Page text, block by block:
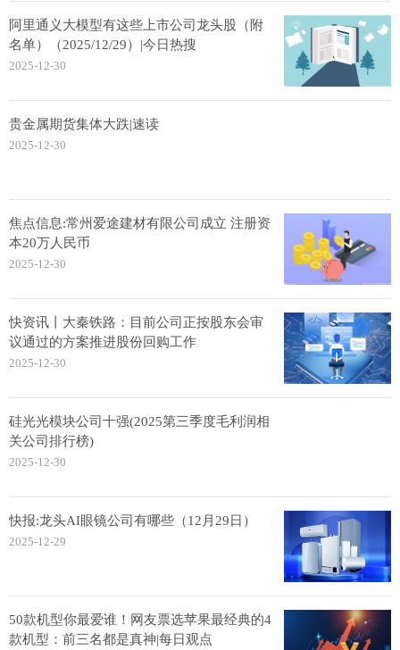
阿里通义大模型有这些上市公司龙头股（附
名单）（2025/12/29）|今日热搜
2025-12-30
贵金属期货集体大跌|速读
2025-12-30
焦点信息:常州爱途建材有限公司成立 注册资
本20万人民币
2025-12-30
快资讯丨大秦铁路：目前公司正按股东会审
议通过的方案推进股份回购工作
2025-12-30
硅光光模块公司十强(2025第三季度毛利润相
关公司排行榜)
2025-12-30
快报:龙头AI眼镜公司有哪些（12月29日）
2025-12-29
50款机型你最爱谁！网友票选苹果最经典的4
款机型：前三名都是真神|每日观点